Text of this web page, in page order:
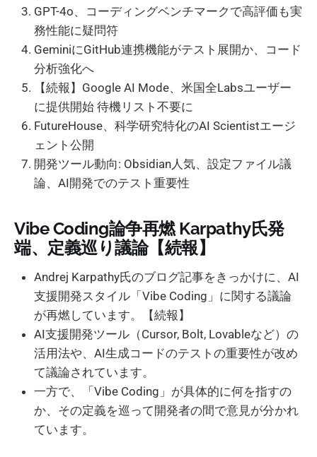
GPT-4o、コーディングベンチマークで高評価も実
務性能に疑問符
GeminiにGitHub連携機能がテスト展開か、コード
分析強化へ
【続報】Google AI Mode、米国全Labsユーザー
に提供開始 待機リスト不要に
FutureHouse、科学研究特化のAI Scientistエージ
ェント公開
開発ツール動向: Obsidian人気、設定ファイル議
論、AI開発でのテスト重要性
Vibe Coding論争再燃 Karpathy氏発
端、定義巡り議論【続報】
Andrej Karpathy氏のブログ記事をきっかけに、AI
支援開発スタイル「Vibe Coding」に関する議論
が再燃しています。【続報】
AI支援開発ツール（Cursor, Bolt, Lovableなど）の
活用法や、AI生成コードのテストの重要性が改め
て議論されています。
一方で、「Vibe Coding」が具体的に何を指すの
か、その定義を巡って開発者の間で意見が分かれ
ています。